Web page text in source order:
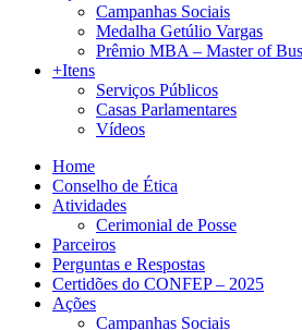
Campanhas Sociais
Medalha Getúlio Vargas
Prêmio MBA – Master of
+Itens
Serviços Públicos
Casas Parlamentares
Vídeos
Home
Conselho de Ética
Atividades
Cerimonial de Posse
Parceiros
Perguntas e Respostas
Certidões do CONFEP – 2025
Ações
Campanhas Sociais